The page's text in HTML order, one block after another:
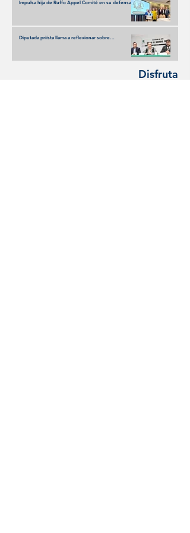
Impulsa hija de Ruffo Appel Comité en su defensa
Diputada priísta llama a reflexionar sobre
Disfruta